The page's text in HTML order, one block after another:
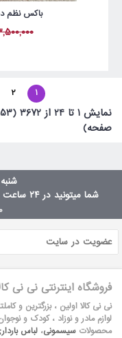
باکس نظم
1
2
نمايش 1 تا 24 از
صفحه)
شنبه
شما میتونید در ۲۴ ساعت شبانه روز سفارشات خود را آنلاین ثبت کنید
فروشگاه اینترنتی نی نی
نی نی کالا اولین ، بزرگترین و
لوازم مادر و نوزاد ، کودک و
محصولات سیسمونی، لباس